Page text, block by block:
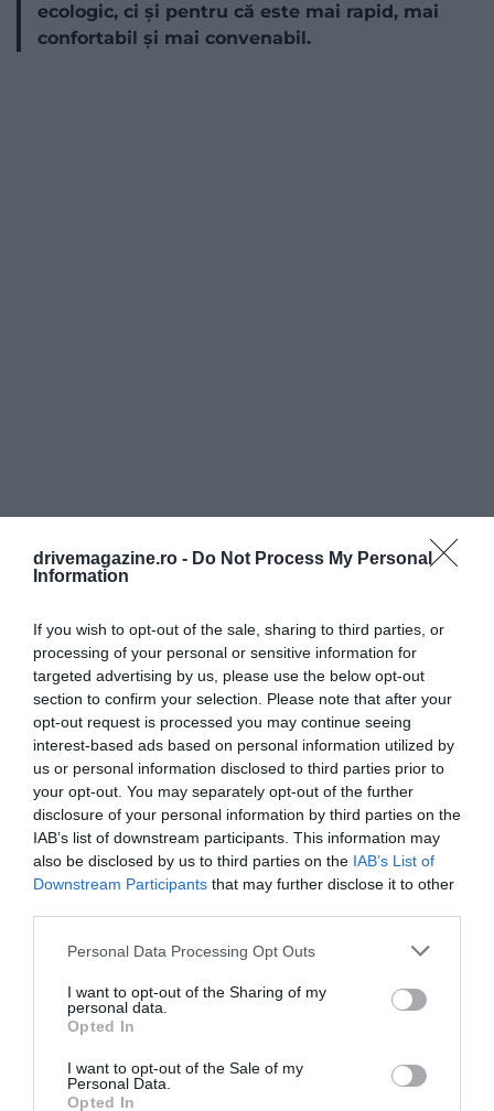
drivemagazine.ro - Do Not Process My Personal
Information
If you wish to opt-out of the sale, sharing to third parties, or
processing of your personal or sensitive information for
targeted advertising by us, please use the below opt-out
section to confirm your selection. Please note that after your
opt-out request is processed you may continue seeing
interest-based ads based on personal information utilized by
us or personal information disclosed to third parties prior to
your opt-out. You may separately opt-out of the further
disclosure of your personal information by third parties on the
IAB’s list of downstream participants. This information may
also be disclosed by us to third parties on the IAB’s List of
Downstream Participants that may further disclose it to other
Please note that this website/app uses one or more Google
not limited to your visit or usage behaviour. You may click to
grant or deny consent to Google and its third-party tags to
use your data for below specified purposes in below Google
consent section.
Personal Data Processing Opt Outs
I want to opt-out of the Sharing of my
personal data.
Opted In
I want to opt-out of the Sale of my
Personal Data.
Opted In
ecologic, ci și pentru că este mai rapid, mai
confortabil și mai convenabil.
Trenurile de mare viteză pot reduce drastic timpii
de călătorie între marile orașe, atingând viteze de
cel puțin 250 km/h.Planul prevede o rețea de
49.400 km, conectând toate capitalele UE și
principalele centre urbane până în 2050, cu un cost
estimat de 546 de miliarde de euro.Miza este
uriașă. Reducerea cu 90% a emisiilor din transport
este esențială pentru atingerea obiectivului UE de
neutralitate climatică până în 2050. Înlocuirea unui
Și totuși, în ciuda entuziasmului public – trei din
avionului dacă serviciile ar fi rapide și fiabile –
călătoriile feroviare transfrontaliere
mai puțin de 10% din totalul deplasărilor în UE.